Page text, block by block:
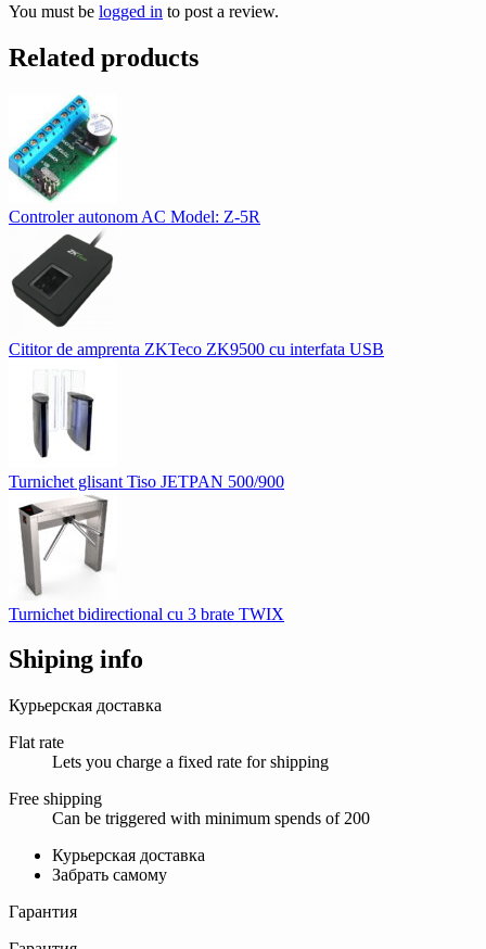
You must be logged in to post a review.
Related products
Controler autonom AC Model: Z-5R
Cititor de amprenta ZKTeco ZK9500 cu interfata USB
Turnichet glisant Tiso JETPAN 500/900
Turnichet bidirectional cu 3 brate TWIX
Shiping info
Курьерская доставка
Flat rate
Lets you charge a fixed rate for shipping
Free shipping
Can be triggered with minimum spends of 200
Курьерская доставка
Забрать самому
Гарантия